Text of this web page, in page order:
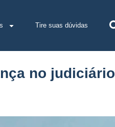
Tire suas dúvidas
no judiciário